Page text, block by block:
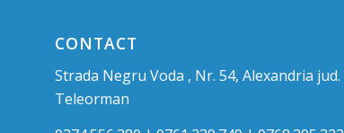
CONTACT
Strada Negru Voda , Nr. 54, Alexandria jud.
Teleorman